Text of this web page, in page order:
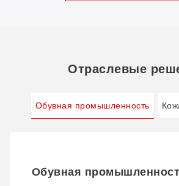
Отраслевые
Обувная промышленность
Обувная
Кожаные изделия